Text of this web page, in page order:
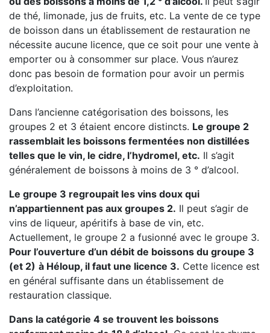
de thé, limonade, jus de fruits, etc. La vente de ce type
de boisson dans un établissement de restauration ne
nécessite aucune licence, que ce soit pour une vente à
emporter ou à consommer sur place. Vous n’aurez
donc pas besoin de formation pour avoir un permis
d’exploitation.
Dans l’ancienne catégorisation des boissons, les
groupes 2 et 3 étaient encore distincts. Le groupe 2
rassemblait les boissons fermentées non distillées
telles que le vin, le cidre, l’hydromel, etc. Il s’agit
généralement de boissons à moins de 3 ° d’alcool.
Le groupe 3 regroupait les vins doux qui
n’appartiennent pas aux groupes 2. Il peut s’agir de
vins de liqueur, apéritifs à base de vin, etc.
Actuellement, le groupe 2 a fusionné avec le groupe 3.
Pour l’ouverture d’un débit de boissons du groupe 3
(et 2) à Héloup, il faut une licence 3. Cette licence est
en général suffisante dans un établissement de
restauration classique.
Dans la catégorie 4 se trouvent les boissons